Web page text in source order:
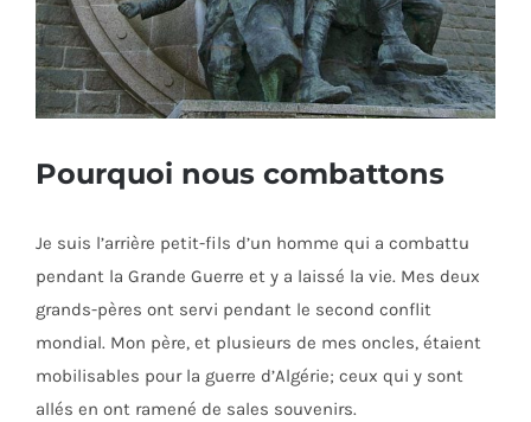
Pourquoi nous combattons
Je suis l’arrière petit-fils d’un homme qui a combattu
pendant la Grande Guerre et y a laissé la vie. Mes deux
grands-pères ont servi pendant le second conflit
mondial. Mon père, et plusieurs de mes oncles, étaient
mobilisables pour la guerre d’Algérie; ceux qui y sont
allés en ont ramené de sales souvenirs.